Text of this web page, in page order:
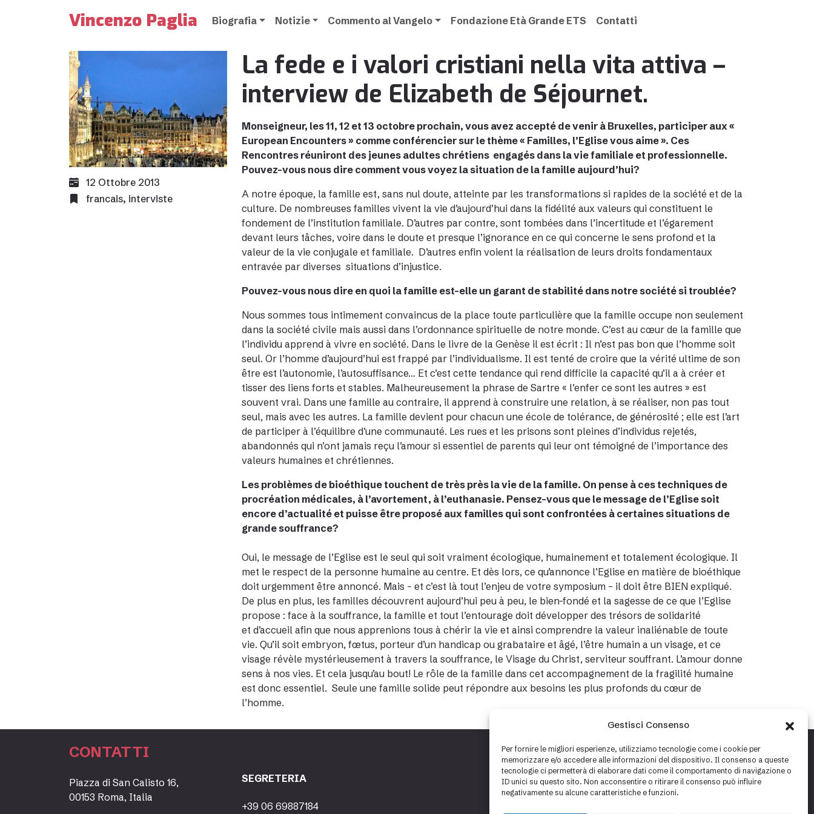
Gestisci Consenso
Per fornire le migliori esperienze, utilizziamo tecnologie come i cookie per
memorizzare e/o accedere alle informazioni del dispositivo. Il consenso a queste
tecnologie ci permetterà di elaborare dati come il comportamento di navigazione o
ID unici su questo sito. Non acconsentire o ritirare il consenso può influire
negativamente su alcune caratteristiche e funzioni.
Vincenzo Paglia Biografia Notizie Commento al Vangelo Fondazione Età Grande ETS Contatti
12 Ottobre 2013
francais, interviste
La fede e i valori cristiani nella vita attiva –
interview de Elizabeth de Séjournet.
Monseigneur, les 11, 12 et 13 octobre prochain, vous avez accepté de venir à Bruxelles, participer aux «
European Encounters » comme conférencier sur le thème « Familles, l’Eglise vous aime ». Ces
Rencontres réuniront des jeunes adultes chrétiens engagés dans la vie familiale et professionnelle.
Pouvez-vous nous dire comment vous voyez la situation de la famille aujourd’hui?
A notre époque, la famille est, sans nul doute, atteinte par les transformations si rapides de la société et de la
culture. De nombreuses familles vivent la vie d’aujourd’hui dans la fidélité aux valeurs qui constituent le
fondement de l’institution familiale. D’autres par contre, sont tombées dans l’incertitude et l’égarement
devant leurs tâches, voire dans le doute et presque l’ignorance en ce qui concerne le sens profond et la
valeur de la vie conjugale et familiale. D’autres enfin voient la réalisation de leurs droits fondamentaux
entravée par diverses situations d’injustice.
Pouvez-vous nous dire en quoi la famille est-elle un garant de stabilité dans notre société si troublée?
Nous sommes tous intimement convaincus de la place toute particulière que la famille occupe non seulement
dans la société civile mais aussi dans l’ordonnance spirituelle de notre monde. C’est au cœur de la famille que
l’individu apprend à vivre en société. Dans le livre de la Genèse il est écrit : Il n’est pas bon que l’homme soit
seul. Or l’homme d’aujourd’hui est frappé par l’individualisme. Il est tenté de croire que la vérité ultime de son
être est l’autonomie, l’autosuffisance… Et c’est cette tendance qui rend difficile la capacité qu’il a à créer et
tisser des liens forts et stables. Malheureusement la phrase de Sartre « l’enfer ce sont les autres » est
souvent vrai. Dans une famille au contraire, il apprend à construire une relation, à se réaliser, non pas tout
seul, mais avec les autres. La famille devient pour chacun une école de tolérance, de générosité ; elle est l’art
de participer à l’équilibre d’une communauté. Les rues et les prisons sont pleines d’individus rejetés,
abandonnés qui n’ont jamais reçu l’amour si essentiel de parents qui leur ont témoigné de l’importance des
valeurs humaines et chrétiennes.
Les problèmes de bioéthique touchent de très près la vie de la famille. On pense à ces techniques de
procréation médicales, à l’avortement, à l’euthanasie. Pensez-vous que le message de l’Eglise soit
encore d’actualité et puisse être proposé aux familles qui sont confrontées à certaines situations de
grande souffrance?
Oui, le message de l’Eglise est le seul qui soit vraiment écologique, humainement et totalement écologique. Il
met le respect de la personne humaine au centre. Et dès lors, ce qu’annonce l’Eglise en matière de bioéthique
doit urgemment être annoncé. Mais – et c’est là tout l’enjeu de votre symposium – il doit être BIEN expliqué.
De plus en plus, les familles découvrent aujourd’hui peu à peu, le bien-fondé et la sagesse de ce que l’Eglise
propose : face à la souffrance, la famille et tout l’entourage doit développer des trésors de solidarité
et d’accueil afin que nous apprenions tous à chérir la vie et ainsi comprendre la valeur inaliénable de toute
vie. Qu’il soit embryon, fœtus, porteur d’un handicap ou grabataire et âgé, l’être humain a un visage, et ce
visage révèle mystérieusement à travers la souffrance, le Visage du Christ, serviteur souffrant. L’amour donne
sens à nos vies. Et cela jusqu’au bout! Le rôle de la famille dans cet accompagnement de la fragilité humaine
est donc essentiel. Seule une famille solide peut répondre aux besoins les plus profonds du cœur de
l’homme.
CONTATTI
Piazza di San Calisto 16,
00153 Roma, Italia
SEGRETERIA
+39 06 69887184